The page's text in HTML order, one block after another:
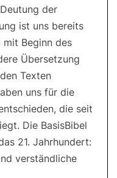
der
ist uns bereits
Beginn des
Übersetzung
Texten
uns für die
die seit
Die BasisBibel
21. Jahrhundert:
verständliche